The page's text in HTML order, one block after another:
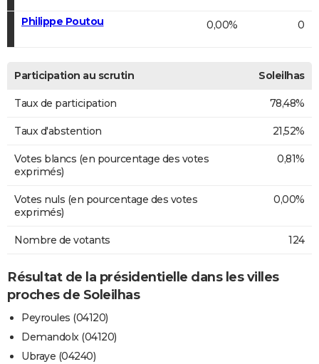
Philippe Poutou 0,00% 0
Participation au scrutin Soleilhas
Taux de participation 78,48%
Taux d'abstention 21,52%
Votes blancs (en pourcentage des votes
exprimés)
0,81%
Votes nuls (en pourcentage des votes
exprimés)
0,00%
Nombre de votants 124
Résultat de la présidentielle dans les villes
proches de Soleilhas
Peyroules (04120)
Demandolx (04120)
Ubraye (04240)